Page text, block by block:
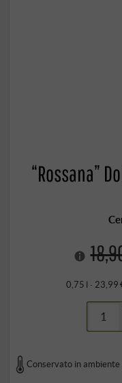
“Rossana”
0,75 l · 23,99
Conservato in